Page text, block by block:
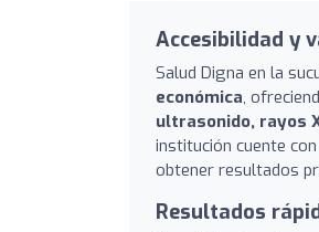
Accesibilidad y
Salud Digna en la
económica,
ultrasonido, rayos
institución cuente con
obtener resultados
Resultados